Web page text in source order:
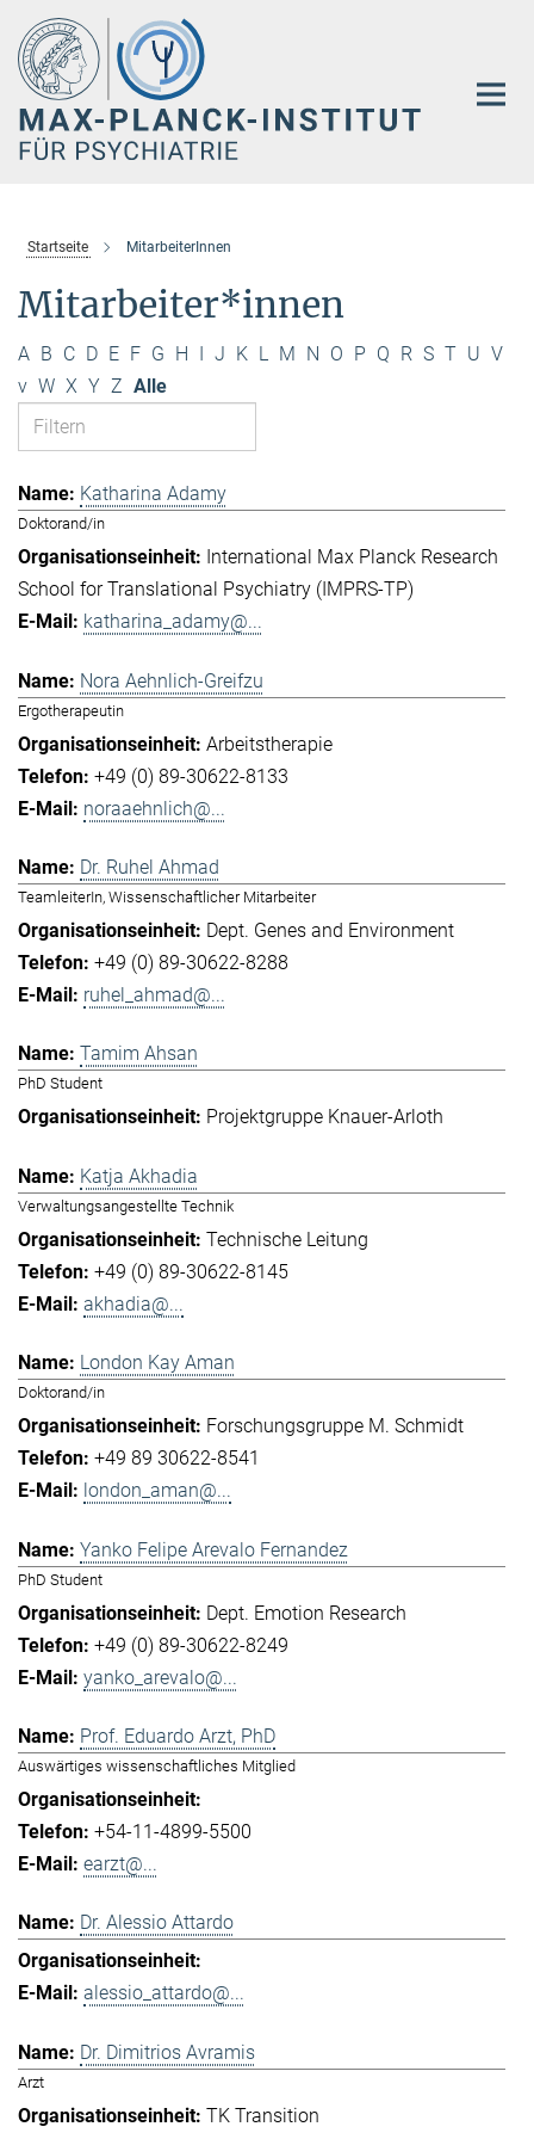
Hauptinhalt
Startseite MitarbeiterInnen
Mitarbeiter*innen
A B C D E F G H I J K L M N O P Q R S T U V
v W X Y Z Alle
Katharina Adamy
Doktorand/in
International Max Planck Research
School for Translational Psychiatry (IMPRS-TP)
katharina_adamy@...
Nora Aehnlich-Greifzu
Ergotherapeutin
Arbeitstherapie
+49 (0) 89-30622-8133
noraaehnlich@...
Dr. Ruhel Ahmad
TeamleiterIn, Wissenschaftlicher Mitarbeiter
Dept. Genes and Environment
+49 (0) 89-30622-8288
ruhel_ahmad@...
Tamim Ahsan
PhD Student
Projektgruppe Knauer-Arloth
Katja Akhadia
Verwaltungsangestellte Technik
Technische Leitung
+49 (0) 89-30622-8145
akhadia@...
London Kay Aman
Doktorand/in
Forschungsgruppe M. Schmidt
+49 89 30622-8541
london_aman@...
Yanko Felipe Arevalo Fernandez
PhD Student
Dept. Emotion Research
+49 (0) 89-30622-8249
yanko_arevalo@...
Prof. Eduardo Arzt, PhD
Auswärtiges wissenschaftliches Mitglied
+54-11-4899-5500
earzt@...
Dr. Alessio Attardo
alessio_attardo@...
Dr. Dimitrios Avramis
Arzt
TK Transition